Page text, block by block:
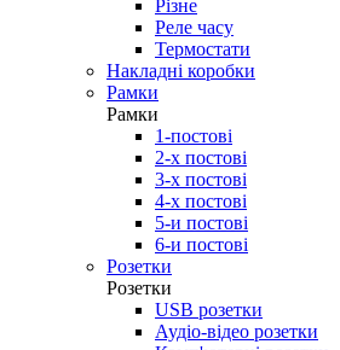
Різне
Реле часу
Термостати
Накладні коробки
Рамки
Рамки
1-постові
2-х постові
3-х постові
4-х постові
5-и постові
6-и постові
Розетки
Розетки
USB розетки
Аудіо-відео розетки